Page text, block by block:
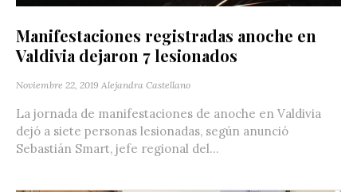
Manifestaciones registradas anoche en
Valdivia dejaron 7 lesionados
Noviembre 22, 2019 Alejandra Castellano
La jornada de manifestaciones de anoche en Valdivia
dejó a siete personas lesionadas, según anunció
Sebastián Smart, jefe regional del...